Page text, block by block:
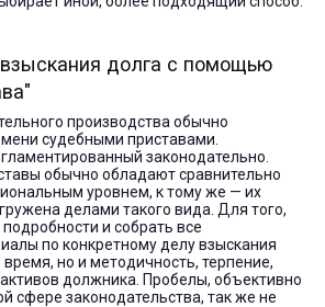
долга с помощью
производства обычно
судебными приставами.
законодательно.
обычно обладают сравнительно
уровнем, к тому же — их
делами такого вида. Для того,
и собрать все
по конкретному делу взыскания
время, но и методичность, терпение,
должника. Пробелы, объективно
сфере законодательства, так же не